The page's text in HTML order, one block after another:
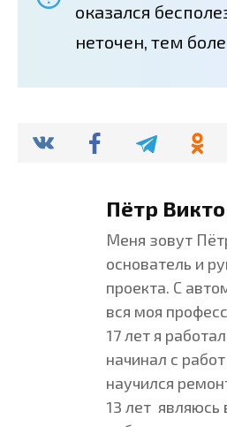
оказался
неточен, тем
Пётр
Меня зовут
основатель и
проекта. С
вся моя
17 лет я
начинал с
научился
13 лет